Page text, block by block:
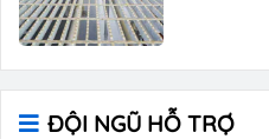
ĐỘI NGŨ HỖ TRỢ